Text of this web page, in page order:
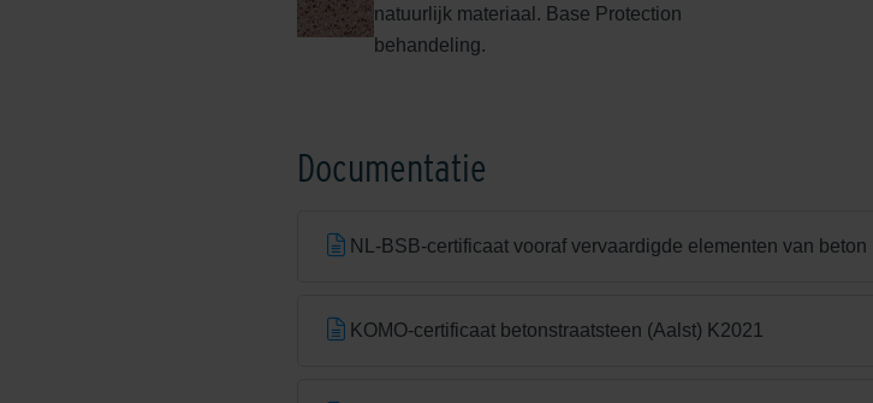
Edelhelderwit Edelrood Edelroodbruin
natuurlijk materiaal. Base Protection
behandeling.
Documentatie
NL-BSB-certificaat vooraf vervaardigde elementen van beton
KOMO-certificaat betonstraatsteen (Aalst) K2021